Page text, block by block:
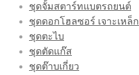
ชุดจั้มสตาร์ทแบตรถยนต์
ชุดดอกโฮลซอร์ เจาะเหล็ก
ชุดตะไบ
ชุดตัดแก๊ส
ชุดต๊าบเกี่ยว